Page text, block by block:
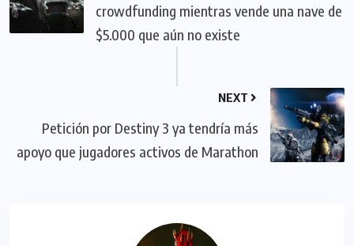
crowdfunding mientras vende una nave de
$5.000 que aún no existe
NEXT
Petición por Destiny 3 ya tendría más
apoyo que jugadores activos de Marathon